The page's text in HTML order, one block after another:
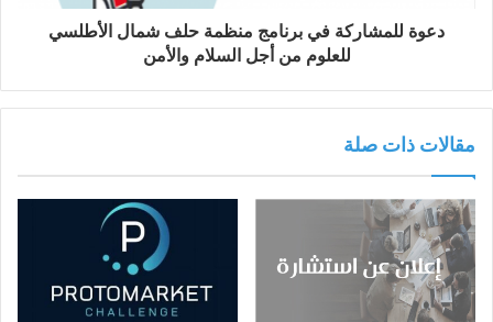
دعوة للمشاركة في برنامج منظمة حلف شمال الأطلسي
للعلوم من أجل السلام والأمن
مقالات ذات صلة